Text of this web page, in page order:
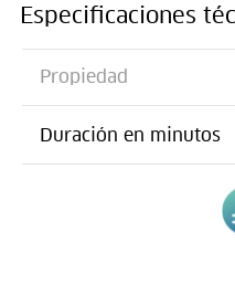
Especificaciones
Propiedad
Duración en minutos